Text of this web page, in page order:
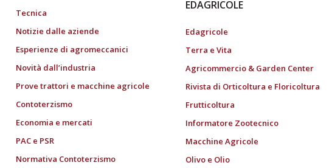
Tecnica
Notizie dalle aziende
Esperienze di agromeccanici
Novità dall’industria
Prove trattori e macchine agricole
Contoterzismo
Economia e mercati
PAC e PSR
Normativa Contoterzismo
EDAGRICOLE
Edagricole
Terra e Vita
Agricommercio & Garden Center
Rivista di Orticoltura e Floricoltura
Frutticoltura
Informatore Zootecnico
Macchine Agricole
Olivo e Olio